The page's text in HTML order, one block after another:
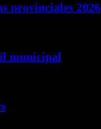
provinciales 2026
municipal